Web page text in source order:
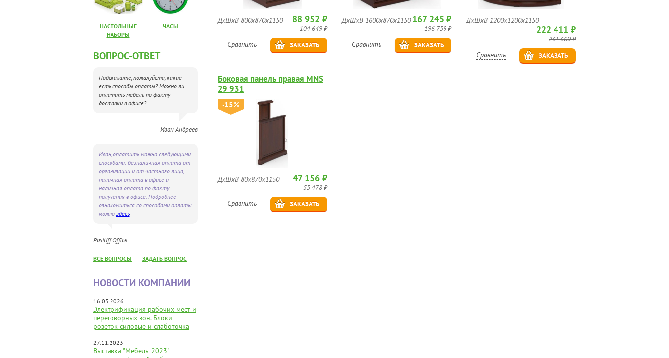
НАСТОЛЬНЫЕ
НАБОРЫ
ЧАСЫ
ВОПРОС-ОТВЕТ
Подскажите, пожалуйста, какие
есть способы оплаты? Можно ли
оплатить мебель по факту
доставки в офисе?
Иван Андреев
Иван, оплатить можно следующими
способами: безналичная оплата от
организации и от частного лица,
наличная оплата в офисе и
наличная оплата по факту
получения в офисе. Подробнее
ознакомиться со способами оплаты
можно здесь
Positiff Office
ВСЕ ВОПРОСЫ | ЗАДАТЬ ВОПРОС
НОВОСТИ КОМПАНИИ
16.03.2026
Электрификация рабочих мест и
переговорных зон. Блоки
розеток силовые и слаботочка
27.11.2023
Выставка "Мебель-2023" -
ДхШхВ 800х870х1150 88 952 ₽
104 649 ₽
Сравнить ЗАКАЗАТЬ
ДхШхВ 1600х870х1150 167 245 ₽
196 759 ₽
Сравнить ЗАКАЗАТЬ
ДхШхВ 1200х1200х1150
222 411 ₽
261 660 ₽
Сравнить ЗАКАЗАТЬ
Боковая панель правая MNS
29 931
-15%
ДхШхВ 80x870x1150 47 156 ₽
55 478 ₽
Сравнить ЗАКАЗАТЬ